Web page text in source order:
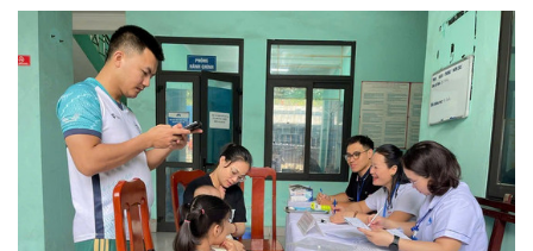
sức khỏe điện tử trên ứng dụng VNeID. Chương trình trọng điểm
này hứa hẹn giúp mỗi người dân Thủ đô làm chủ một hồ sơ sức
khỏe điện tử duy nhất, cho phép theo dõi và chăm sóc sức
khỏe toàn diện theo vòng đời trên không gian mạng.